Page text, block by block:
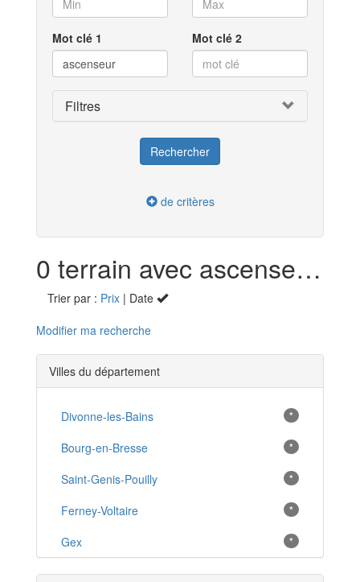
Mot clé 1 Mot clé 2
Filtres
de critères
0 terrain avec ascenseur en vente dans l'Ain (01)
Trier par : Prix | Date
Modifier ma recherche
Villes du département
Divonne-les-Bains *
Bourg-en-Bresse *
Saint-Genis-Pouilly *
Ferney-Voltaire *
Gex *
Oyonnax *